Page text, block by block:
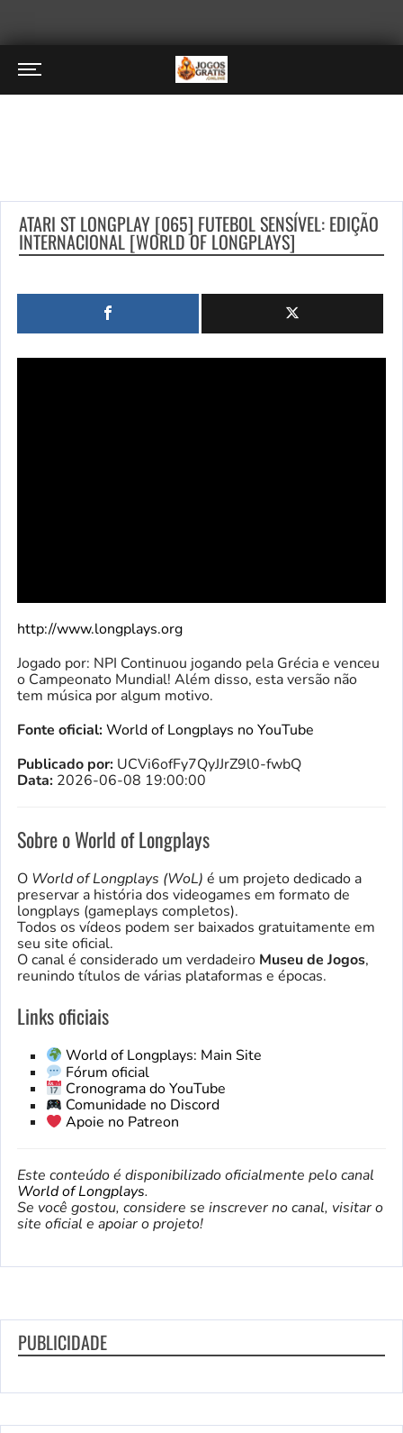
ATARI ST LONGPLAY [065] FUTEBOL SENSÍVEL: EDIÇÃO
INTERNACIONAL [WORLD OF LONGPLAYS]
http://www.longplays.org
Jogado por: NPI Continuou jogando pela Grécia e venceu
o Campeonato Mundial! Além disso, esta versão não
tem música por algum motivo.
Fonte oficial:World of Longplays no YouTube
Publicado por: UCVi6ofFy7QyJJrZ9l0-fwbQ
Data: 2026-06-08 19:00:00
Sobre o World of Longplays
O World of Longplays (WoL) é um projeto dedicado a
preservar a história dos videogames em formato de
longplays (gameplays completos).
Todos os vídeos podem ser baixados gratuitamente em
seu site oficial.
O canal é considerado um verdadeiro Museu de Jogos,
reunindo títulos de várias plataformas e épocas.
Links oficiais
World of Longplays: Main Site
Fórum oficial
Cronograma do YouTube
Comunidade no Discord
Apoie no Patreon
Este conteúdo é disponibilizado oficialmente pelo canal
World of Longplays.
Se você gostou, considere se inscrever no canal, visitar o
site oficial e apoiar o projeto!
PUBLICIDADE